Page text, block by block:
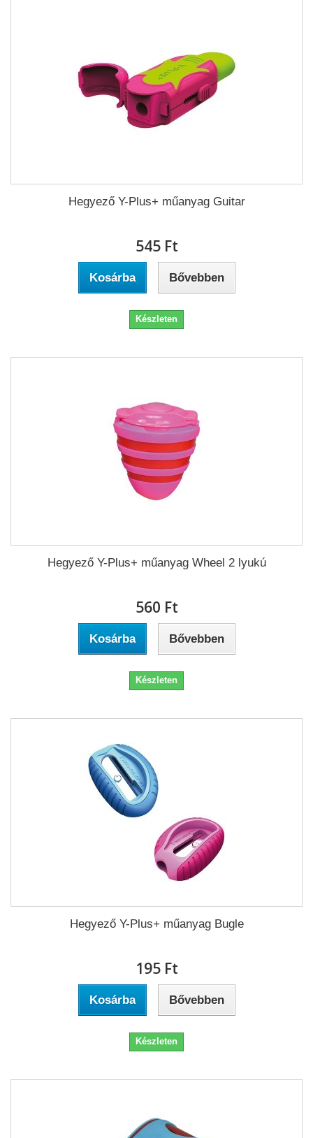
Hegyező Y-Plus+ műanyag Guitar
545 Ft‎
Kosárba Bővebben
Készleten
Hegyező Y-Plus+ műanyag Wheel 2 lyukú
560 Ft‎
Kosárba Bővebben
Készleten
Hegyező Y-Plus+ műanyag Bugle
195 Ft‎
Kosárba Bővebben
Készleten